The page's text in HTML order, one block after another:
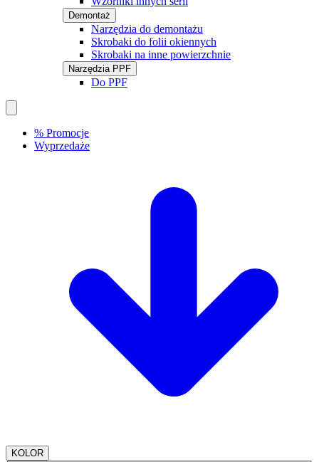
Demontaż
Narzędzia do demontażu
Skrobaki do folii okiennych
Skrobaki na inne powierzchnie
Narzędzia PPF
Do PPF
% Promocje
Wyprzedaże
KOLOR